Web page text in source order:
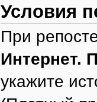
Условия
При
Интернет.
укажите